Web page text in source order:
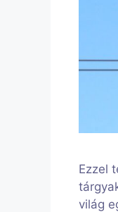
Ezzel
világ